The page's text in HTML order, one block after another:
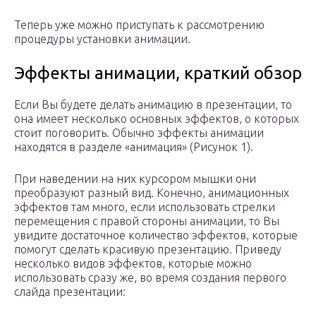
Теперь уже можно приступать к рассмотрению
процедуры установки анимации.
Эффекты анимации, краткий обзор
Если Вы будете делать анимацию в презентации, то
она имеет несколько основных эффектов, о которых
стоит поговорить. Обычно эффекты анимации
находятся в разделе «анимация» (Рисунок 1).
При наведении на них курсором мышки они
преобразуют разный вид. Конечно, анимационных
эффектов там много, если использовать стрелки
перемещения с правой стороны анимации, то Вы
увидите достаточное количество эффектов, которые
помогут сделать красивую презентацию. Приведу
несколько видов эффектов, которые можно
использовать сразу же, во время создания первого
слайда презентации: